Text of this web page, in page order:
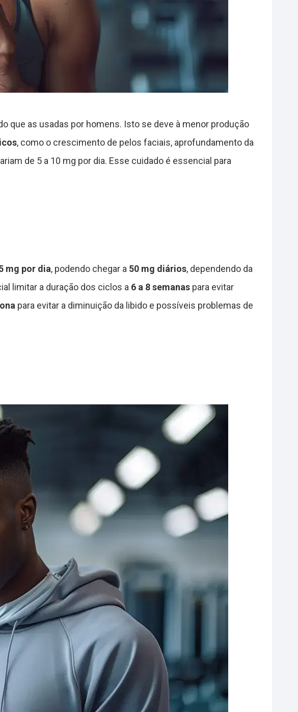
que as usadas por homens. Isto se deve à menor produção
, como o crescimento de pelos faciais, aprofundamento da
de 5 a 10 mg por dia. Esse cuidado é essencial para
mg por dia, podendo chegar a 50 mg diários, dependendo da
limitar a duração dos ciclos a 6 a 8 semanas para evitar
para evitar a diminuição da libido e possíveis problemas de